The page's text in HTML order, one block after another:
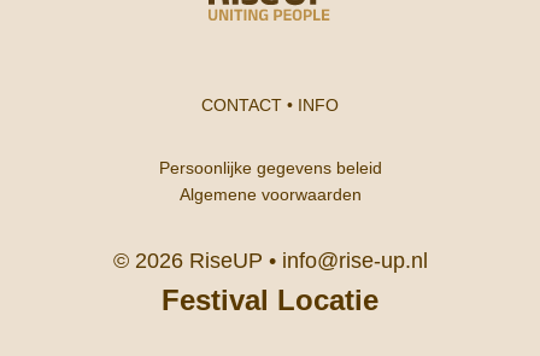
CONTACT • INFO
Persoonlijke gegevens beleid
Algemene voorwaarden
© 2026 RiseUP • info@rise-up.nl
Festival Locatie